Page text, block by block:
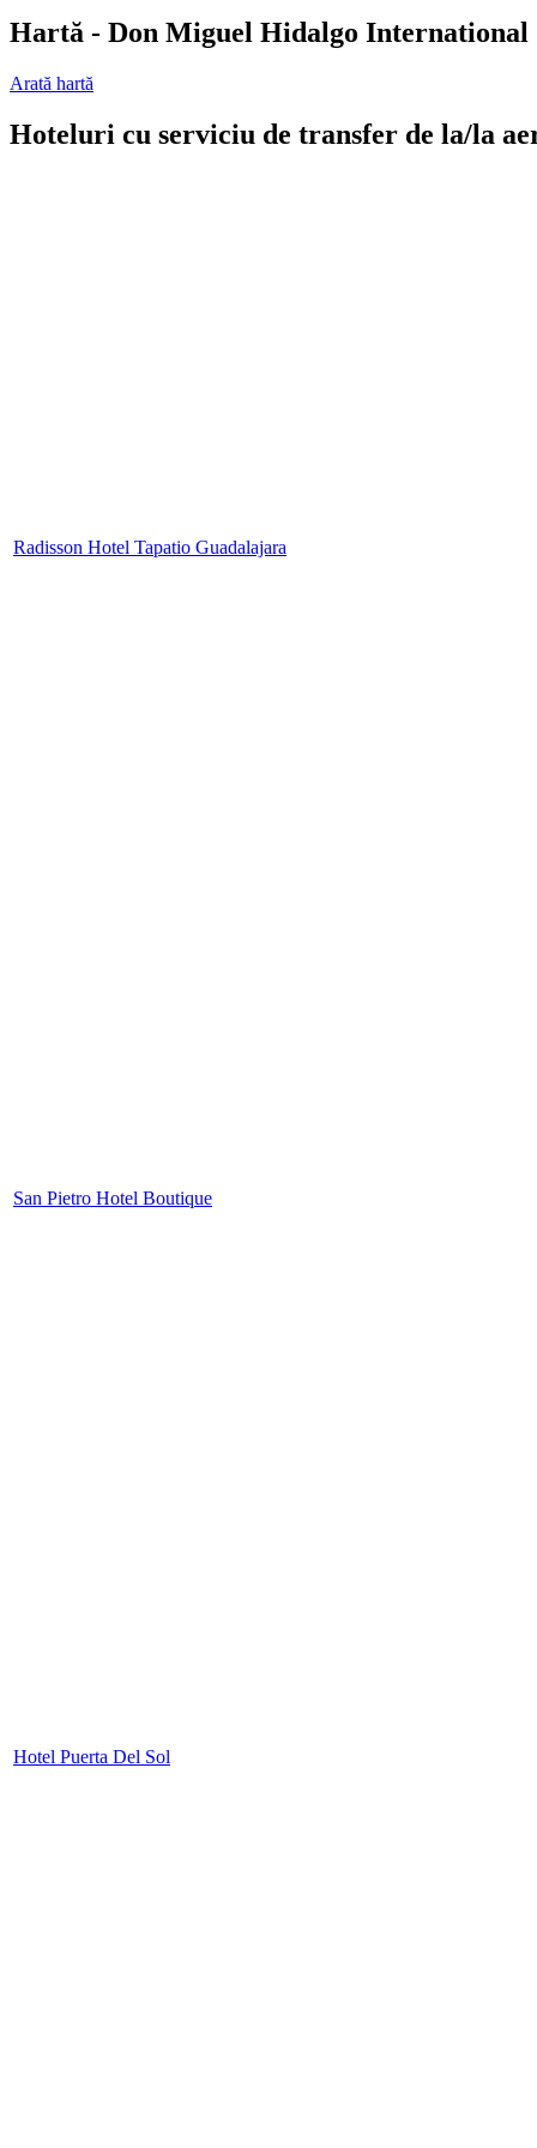
Hartă - Don Miguel Hidalgo International
Arată hartă
Hoteluri cu serviciu de transfer de la/la
Radisson Hotel Tapatio Guadalajara
San Pietro Hotel Boutique
Hotel Puerta Del Sol